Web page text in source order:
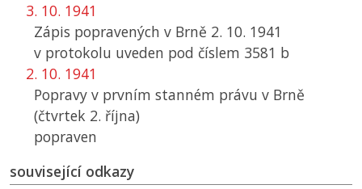
3. 10. 1941
Zápis popravených v Brně 2. 10. 1941
v protokolu uveden pod číslem 3581 b
2. 10. 1941
Popravy v prvním stanném právu v Brně
(čtvrtek 2. října)
popraven
související odkazy